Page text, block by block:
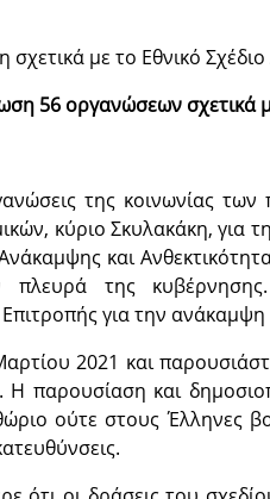
σχετικά με το Εθνικό
56 οργανώσεων σχετικά
της κοινωνίας των
κύριο Σκυλακάκη, για
και
της
για την ανάκαμψη
2021 και
παρουσίαση και
ούτε στους Έλληνες